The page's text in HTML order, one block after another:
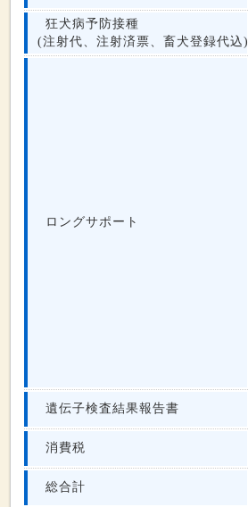
狂犬病予防接種
(注射代、注射済票、畜犬登録代込)
ロングサポート
遺伝子検査結果報告書
消費税
総合計